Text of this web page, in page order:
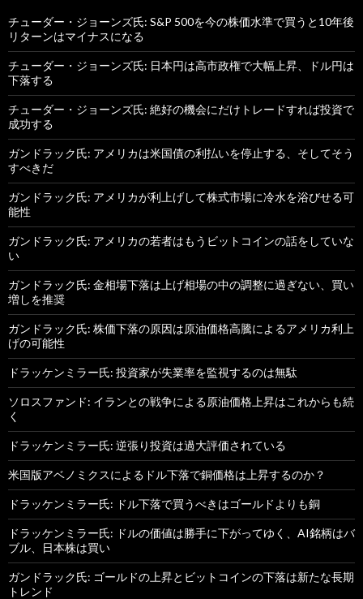
チューダー・ジョーンズ氏: S&P 500を今の株価水準で買うと10年後
リターンはマイナスになる
チューダー・ジョーンズ氏: 日本円は高市政権で大幅上昇、ドル円は
下落する
チューダー・ジョーンズ氏: 絶好の機会にだけトレードすれば投資で
成功する
ガンドラック氏: アメリカは米国債の利払いを停止する、そしてそう
すべきだ
ガンドラック氏: アメリカが利上げして株式市場に冷水を浴びせる可
能性
ガンドラック氏: アメリカの若者はもうビットコインの話をしていな
い
ガンドラック氏: 金相場下落は上げ相場の中の調整に過ぎない、買い
増しを推奨
ガンドラック氏: 株価下落の原因は原油価格高騰によるアメリカ利上
げの可能性
ドラッケンミラー氏: 投資家が失業率を監視するのは無駄
ソロスファンド: イランとの戦争による原油価格上昇はこれからも続
く
ドラッケンミラー氏: 逆張り投資は過大評価されている
米国版アベノミクスによるドル下落で銅価格は上昇するのか？
ドラッケンミラー氏: ドル下落で買うべきはゴールドよりも銅
ドラッケンミラー氏: ドルの価値は勝手に下がってゆく、AI銘柄はバ
ブル、日本株は買い
ガンドラック氏: ゴールドの上昇とビットコインの下落は新たな長期
トレンド